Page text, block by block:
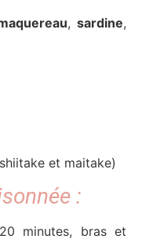
, sardine,
et maitake)
:
minutes, bras et